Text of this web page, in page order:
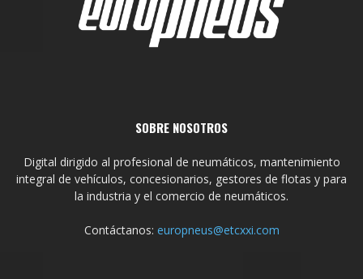
SOBRE NOSOTROS
Digital dirigido al profesional de neumáticos, mantenimiento
integral de vehículos, concesionarios, gestores de flotas y para
la industria y el comercio de neumáticos.
Contáctanos: europneus@etcxxi.com